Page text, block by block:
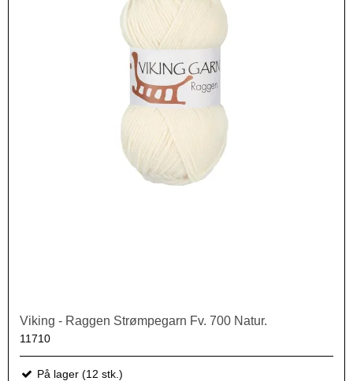
Viking - Raggen Strømpegarn Fv. 700 Natur.
11710
På lager (12 stk.)